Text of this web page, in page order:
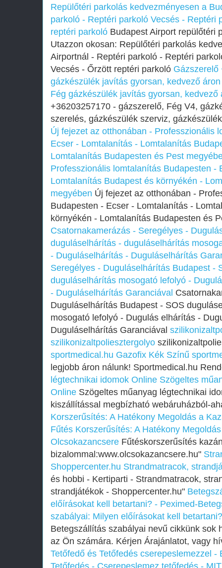
Repülőtéri parkolás kedvezményesen a
parkoló - Reptéri parkoló Vecsés - Reptéri
reptéri parkoló Budapest Airport repülőtéri
Utazzon okosan: Repülőtéri parkolás
Airportnál - Reptéri parkoló - Reptéri
Vecsés - Őrzött reptéri parkoló Gázszerelő
gázkészülék javítás gyorsan, kedvező áron
Fég gázkészülék javítás gyorsan, kedvező
+36203257170 - gázszerelő, Fég V4,
szerelés, gázkészülék szerviz,
Új fejezet az otthonában - Professzionális
Ecser - Lomtalanítás - Lomtalanítás
Lomtalanítás Budapesten és Pest
Professzionális lomtalanítás Budapesten -
Lomtalanítás Budapest és környékén -
megyében Új fejezet az otthonában -
Budapesten - Ecser - Lomtalanítás -
környékén - Lomtalanítás Budapesten és
Csatornakamerázás - Seregélyes -
duguláselhárítás - duguláselhárítás
- Duguláselhárítás - Duguláselhárítás
Seregélyes - Duguláselhárítás Budapest -
duguláselhárítás mosogató lefolyó -
- Duguláselhárítás Garanciával
Duguláselhárítás Budapest - SOS
mosogató lefolyó - Dugulás elhárítás -
Duguláselhárítás Garanciával
szilikonizaltpoliesztergolyo
sportmedical.hu Gazofix Kék Színű
legjobb áron nálunk! Sportmedical.hu
légtechnikai idomok Online Szögeltes
Online Szögeltes műanyag légtechnikai
kiszállítással megbízható webáruházból-
Korszerűsítés: A Hatékony Megoldás a
Fűtés Korszerűsítés: A Hatékony
Olcsokazancsere Fűtéskorszerűsítés
bizalommal:www.olcsokazancsere.hu"
Shoppercenter.hu Strandmatracok,
és hobbi - Kertiparti - Strandmatracok,
strandjátékok - Shoppercenter.hu"
előírásokat kell betartani? - Peximed-
szabályai: Milyen előírásokat kell
Betegszállítás szabályai nevű cikkünk sok
az Ön számára. Kérjen Árajánlatot, vagy
Tetőfedő és Tetőfedés cserepeslemezzel -
Tetőfedés - Cserepeslemez tetőfedés -